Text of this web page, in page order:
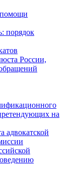
помощи
порядок
России,
на
адвокатской